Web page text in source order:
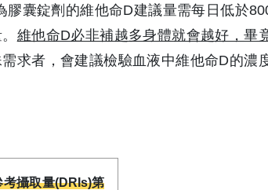
囊錠劑的維他命D建議量需每日低於
維他命D必非補越多身體就會越好，畢
求者，會建議檢驗血液中維他命D的濃
攝取量(DRIs)第